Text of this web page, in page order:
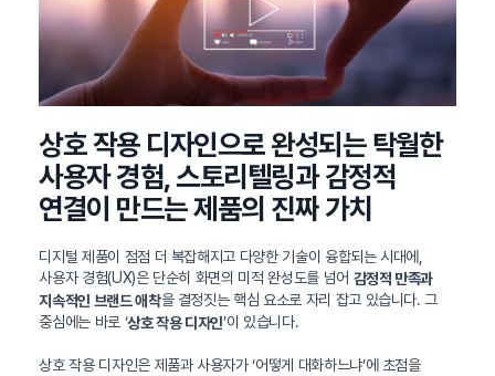
정부지원사업
상호 작용 디자인으로 완성되는 탁월한
사용자 경험, 스토리텔링과 감정적
연결이 만드는 제품의 진짜 가치
디지털 제품이 점점 더 복잡해지고 다양한 기술이 융합되는 시대에,
사용자 경험(UX)은 단순히 화면의 미적 완성도를 넘어 감정적 만족과
지속적인 브랜드 애착을 결정짓는 핵심 요소로 자리 잡고 있습니다. 그
중심에는 바로 ‘상호 작용 디자인’이 있습니다.
상호 작용 디자인은 제품과 사용자가 ‘어떻게 대화하느냐’에 초점을